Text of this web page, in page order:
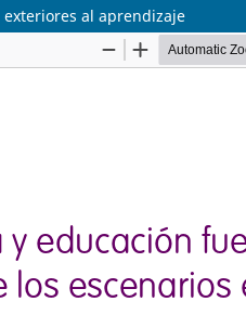
al aprendizaje